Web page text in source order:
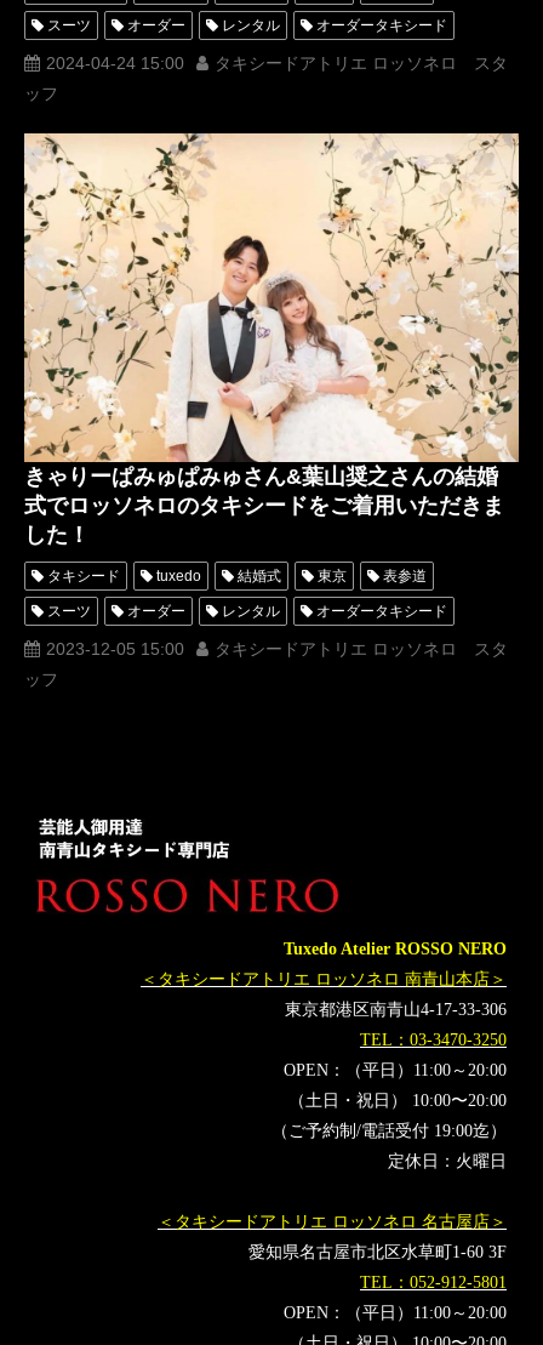
スーツ オーダー レンタル オーダータキシード
レンタルタキシード ロッソネロ 人気 横山宗生
MUNETAKAYOKOYAMA
名古屋 オーダータキシード東京 オーダータキシード名古屋
新郎衣装 レンタルタキシード東京
レンタルタキシード名古屋 ROSSONERO
タキシードオーダー東京 タキシードレンタル東京
タキシード靴 青山 神奈川 オーダータキシード横浜
レンタルタキシード横浜 張紫諾 新郎タキシード
新郎人気 加藤直之 Ms Grand Universe
2024-04-24 15:00
タキシードアトリエ ロッソネロ スタ
ッフ
きゃりーぱみゅぱみゅさん&葉山奨之さんの結婚
式でロッソネロのタキシードをご着用いただきま
した！
タキシード tuxedo 結婚式 東京 表参道
スーツ オーダー レンタル オーダータキシード
レンタルタキシード ロッソネロ 人気 横山宗生
MUNETAKAYOKOYAMA
タキシードオーダー東京
タキシード靴 青山
レンタルタキシード横浜 新郎タキシード
2023-12-05 15:00
タキシードアトリエ ロッソネロ スタ
ッフ
Tuxedo Atelier ROSSO NERO
＜タキシードアトリエ ロッソネロ 南青山本店＞
東京都港区南青山4-17-33-306
TEL：03-3470-3250
OPEN：（平日）11:00～20:00
（土日・祝日） 10:00〜20:00
（ご予約制/電話受付 19:00迄）
定休日：火曜日
＜タキシードアトリエ ロッソネロ 名古屋店＞
愛知県名古屋市北区水草町1-60 3F
TEL：052-912-5801
OPEN：（平日）11:00～20:00